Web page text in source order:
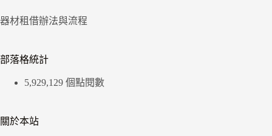
器材租借辦法與流程
部落格統計
5,929,129 個點閱數
關於本站